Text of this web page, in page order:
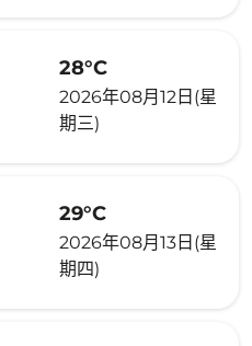
28°C
2026年08月12日(星
期三)
29°C
2026年08月13日(星
期四)